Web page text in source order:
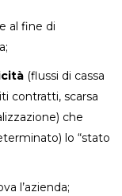
al fine di
(flussi di cassa
contratti, scarsa
che
lo “stato
l’azienda;